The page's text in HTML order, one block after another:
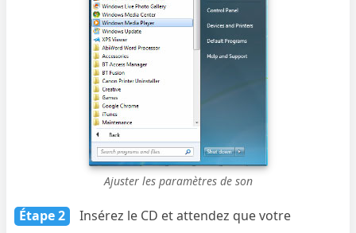
Ajuster les paramètres de son
Étape 2
Insérez le CD et attendez que votre